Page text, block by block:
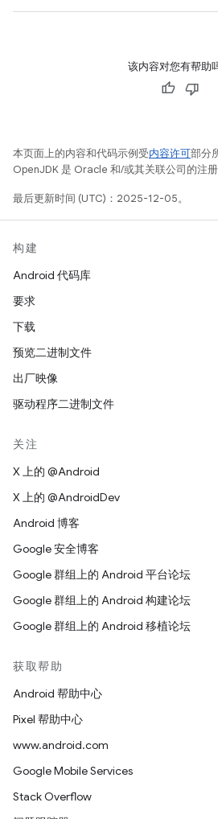
该内容对您有帮助
本页面上的内容和代码示例受内容许可部分
OpenJDK 是 Oracle 和/或其关联公司的注册
最后更新时间 (UTC)：2025-12-05。
构建
Android 代码库
要求
下载
预览二进制文件
出厂映像
驱动程序二进制文件
关注
X 上的 @Android
X 上的 @AndroidDev
Android 博客
Google 安全博客
Google 群组上的 Android 平台论坛
Google 群组上的 Android 构建论坛
Google 群组上的 Android 移植论坛
获取帮助
Android 帮助中心
Pixel 帮助中心
www.android.com
Google Mobile Services
Stack Overflow